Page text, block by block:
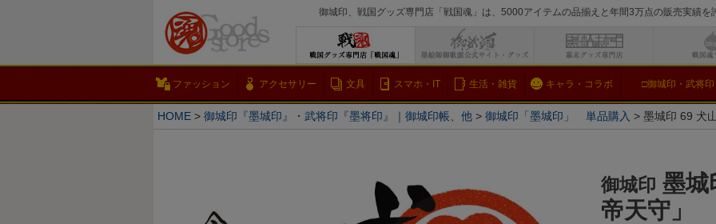
御城印、戦国グッズ専門店「戦国魂」は、5000アイテムの品揃えと年間3万点の販売実績
検索
ファッション アクセサリー 文具 スマホ・IT 生活・雑貨 キャラ・コラボ □御城印・武将印
HOME 御城印『墨城印』・武将印『墨将印』｜御城印帳、他 御城印「墨城印」 単品購入 墨城印 69 犬
御城印 墨城
帝天守」